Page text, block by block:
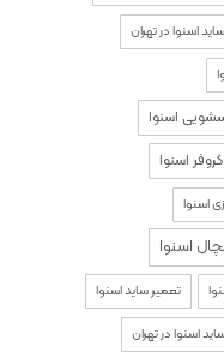
اسنوا در تهران
اسنوا
اسنوا
اسنوا
اسنوا
تعمیر ساید اسنوا
اسنوا در تهران